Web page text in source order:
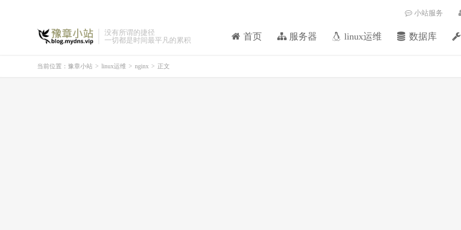
没有所谓的捷径
一切都是时间最平凡的累积
首页 服务器 linux运维 数据库
小站服务
当前位置： 豫章小站 > linux运维 > nginx > 正文